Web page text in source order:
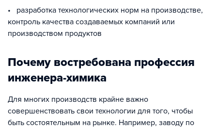
• разработка технологических норм на производстве,
контроль качества создаваемых компаний или
производством продуктов
Почему востребована профессия
инженера-химика
Для многих производств крайне важно
совершенствовать свои технологии для того, чтобы
быть состоятельным на рынке. Например, заводу по